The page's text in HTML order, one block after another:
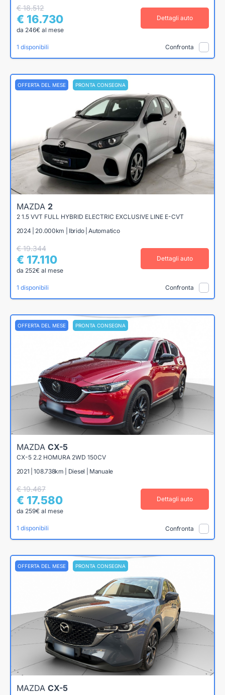
€ 18.512
€ 16.730
da 246€ al mese
Dettagli auto
1 disponibili Confronta
OFFERTA DEL MESE PRONTA CONSEGNA
MAZDA 2
2 1.5 VVT FULL HYBRID ELECTRIC EXCLUSIVE LINE E-CVT
2024 | 20.000km | Ibrido | Automatico
€ 19.344
€ 17.110
da 252€ al mese
Dettagli auto
1 disponibili Confronta
OFFERTA DEL MESE PRONTA CONSEGNA
MAZDA CX-5
CX-5 2.2 HOMURA 2WD 150CV
2021 | 108.738km | Diesel | Manuale
€ 19.467
€ 17.580
da 259€ al mese
Dettagli auto
1 disponibili Confronta
OFFERTA DEL MESE PRONTA CONSEGNA
MAZDA CX-5